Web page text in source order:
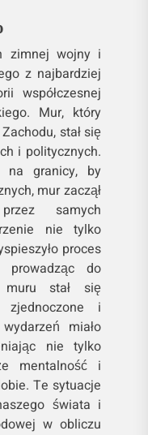
zimnej wojny i
z najbardziej
współczesnej
Mur, który
stał się
i politycznych.
na granicy, by
mur zaczął
samych
nie tylko
proces
prowadząc do
stał się
i
miało
nie tylko
mentalność i
Te sytuacje
świata i
w obliczu